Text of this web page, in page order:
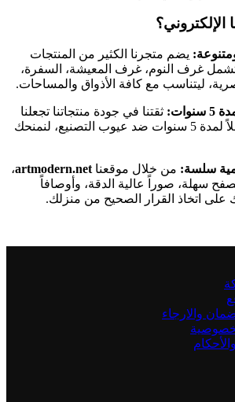
الإلكتروني؟
يضم متجرنا الكثير من المنتجات
تشمل غرف النوم، غرف المعيشة، السفرة،
ليتناسب مع كافة الأذواق والمساحات.
ثقتنا في جودة منتجاتنا تجعلنا
نقدم ضماناً شاملاً لمدة 5 سنوات ضد عيوب التصنيع، لنمنحك
سلسة: من خلال موقعنا artmodern.net،
سهلة، صوراً عالية الدقة، وأوصافاً
على اتخاذ القرار الصحيح من منزلك.
والارجاء